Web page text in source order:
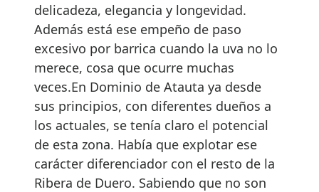
delicadeza, elegancia y longevidad.
Además está ese empeño de paso
excesivo por barrica cuando la uva no lo
merece, cosa que ocurre muchas
veces.En Dominio de Atauta ya desde
sus principios, con diferentes dueños a
los actuales, se tenía claro el potencial
de esta zona. Había que explotar ese
carácter diferenciador con el resto de la
Ribera de Duero. Sabiendo que no son